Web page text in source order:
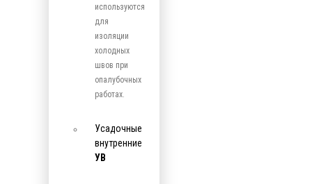
используются
для
изоляции
холодных
швов при
опалубочных
работах.
Усадочные
внутренние
УВ